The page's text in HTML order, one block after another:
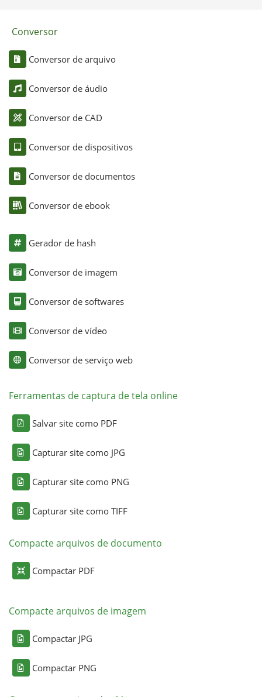
Conversor
Conversor de arquivo
Conversor de áudio
Conversor de CAD
Conversor de dispositivos
Conversor de documentos
Conversor de ebook
Gerador de hash
Conversor de imagem
Conversor de softwares
Conversor de vídeo
Conversor de serviço web
Ferramentas de captura de tela online
Salvar site como PDF
Capturar site como JPG
Capturar site como PNG
Capturar site como TIFF
Compacte arquivos de documento
Compactar PDF
Compacte arquivos de imagem
Compactar JPG
Compactar PNG